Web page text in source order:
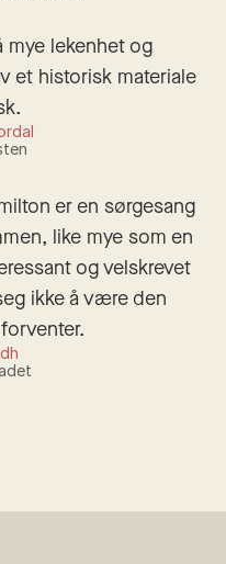
mye lekenhet og
et historisk materiale
er en sørgesang
like mye som en
og velskrevet
ikke å være den